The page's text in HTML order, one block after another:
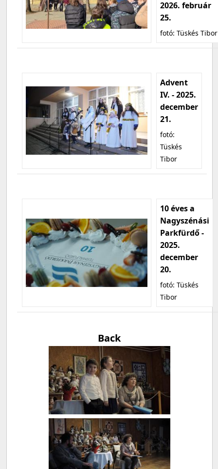
2026. február
25.
fotó: Tüskés Tibor
Advent
IV. - 2025.
december
21.
fotó:
Tüskés
Tibor
10 éves a
Nagyszénási
Parkfürdő -
2025.
december
20.
fotó: Tüskés
Tibor
Back